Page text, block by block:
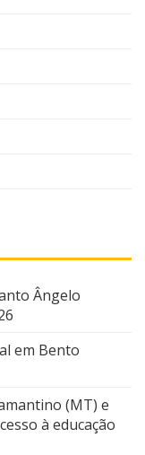
Ângelo
em Bento
(MT) e
à educação